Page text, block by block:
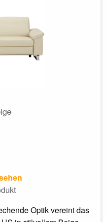
Optik vereint das